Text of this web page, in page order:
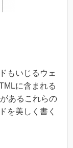
もいじるウェ
に含まれる
あるこれらの
を美しく書く